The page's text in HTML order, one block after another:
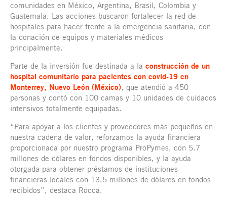
comunidades en México, Argentina, Brasil, Colombia y
Guatemala. Las acciones buscaron fortalecer la red de
hospitales para hacer frente a la emergencia sanitaria, con
la donación de equipos y materiales médicos
principalmente.
Parte de la inversión fue destinada a la construcción de un
hospital comunitario para pacientes con covid-19 en
Monterrey, Nuevo León (México), que atendió a 450
personas y contó con 100 camas y 10 unidades de cuidados
intensivos totalmente equipadas.
“Para apoyar a los clientes y proveedores más pequeños en
nuestra cadena de valor, reforzamos la ayuda financiera
proporcionada por nuestro programa ProPymes, con 5.7
millones de dólares en fondos disponibles, y la ayuda
otorgada para obtener préstamos de instituciones
financieras locales con 13,5 millones de dólares en fondos
recibidos”, destaca Rocca.